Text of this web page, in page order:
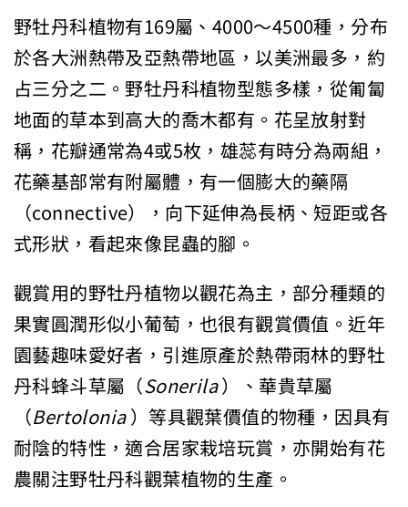
野牡丹科植物有169屬、4000～4500種，分布
於各大洲熱帶及亞熱帶地區，以美洲最多，約
占三分之二。野牡丹科植物型態多樣，從匍匐
地面的草本到高大的喬木都有。花呈放射對
稱，花瓣通常為4或5枚，雄蕊有時分為兩組，
花藥基部常有附屬體，有一個膨大的藥隔
（connective），向下延伸為長柄、短距或各
式形狀，看起來像昆蟲的腳。
觀賞用的野牡丹植物以觀花為主，部分種類的
果實圓潤形似小葡萄，也很有觀賞價值。近年
園藝趣味愛好者，引進原產於熱帶雨林的野牡
丹科蜂斗草屬（Sonerila）、華貴草屬
（Bertolonia）等具觀葉價值的物種，因具有
耐陰的特性，適合居家栽培玩賞，亦開始有花
農關注野牡丹科觀葉植物的生產。